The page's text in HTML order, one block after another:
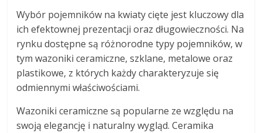
Wybór pojemników na kwiaty cięte jest kluczowy dla
ich efektownej prezentacji oraz długowieczności. Na
rynku dostępne są różnorodne typy pojemników, w
tym wazoniki ceramiczne, szklane, metalowe oraz
plastikowe, z których każdy charakteryzuje się
odmiennymi właściwościami.
Wazoniki ceramiczne są popularne ze względu na
swoją elegancję i naturalny wygląd. Ceramika